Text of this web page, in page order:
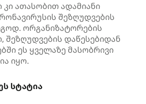
კი ათასობით ადამიანი
შეზღუდვების
ორგანიზატორების
შეზღუდვების დაწესებიდან
ეს ყველაზე მასობრივი
იყო.
ᲡᲢᲐᲢᲘᲐ